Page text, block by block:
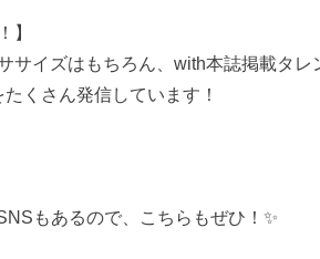
】
サイズはもちろん、with本誌掲載タレ
くさん発信しています！
もあるので、こちらもぜひ！✨